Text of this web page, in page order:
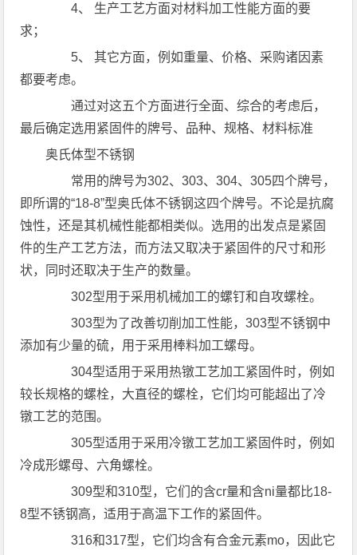
4、 生产工艺方面对材料加工性能方面的要
求；
5、 其它方面，例如重量、价格、采购诸因素
都要考虑。
通过对这五个方面进行全面、综合的考虑后，
最后确定选用紧固件的牌号、品种、规格、材料标准
奥氏体型不锈钢
常用的牌号为302、303、304、305四个牌号，
即所谓的“18-8”型奥氏体不锈钢这四个牌号。不论是抗腐
蚀性，还是其机械性能都相类似。选用的出发点是紧固
件的生产工艺方法，而方法又取决于紧固件的尺寸和形
状，同时还取决于生产的数量。
302型用于采用机械加工的螺钉和自攻螺栓。
303型为了改善切削加工性能，303型不锈钢中
添加有少量的硫，用于采用棒料加工螺母。
304型适用于采用热镦工艺加工紧固件时，例如
较长规格的螺栓，大直径的螺栓，它们均可能超出了冷
镦工艺的范围。
305型适用于采用冷镦工艺加工紧固件时，例如
冷成形螺母、六角螺栓。
309型和310型，它们的含cr量和含ni量都比18-
8型不锈钢高，适用于高温下工作的紧固件。
316和317型，它们均含有合金元素mo，因此它